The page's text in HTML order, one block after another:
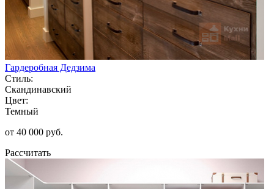
Гардеробная Дедзима
Стиль:
Скандинавский
Цвет:
Темный
от 40 000 руб.
Рассчитать